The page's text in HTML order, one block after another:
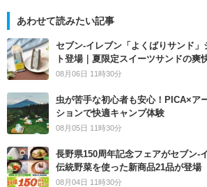
あわせて読みたい記事
セブン‐イレブン「よくばりサンド
ト登場｜夏限定スイーツサンドの爽
08月06日 11時30分
虫が苦手な初心者も安心！PICA×ア
ションで快適キャンプ体験
08月05日 11時30分
長野県150周年記念フェアがセブン
伝統野菜を使った新商品21品が登場
08月04日 11時30分